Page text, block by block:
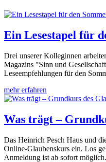
Ein Lesestapel für
Drei unserer Kolleginnen
Magazins "Sinn und
Leseempfehlungen für den
mehr erfahren
Was trägt –
Das Heinrich Pesch Haus und
Online-Glaubenskurs ein. Los
Anmeldung ist ab sofort möglich.